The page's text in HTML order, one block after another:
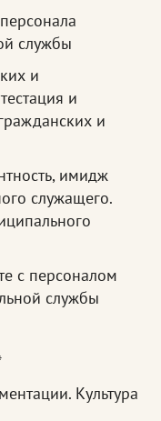
службы
и
и
и
имидж
служащего.
с персоналом
службы
Культура